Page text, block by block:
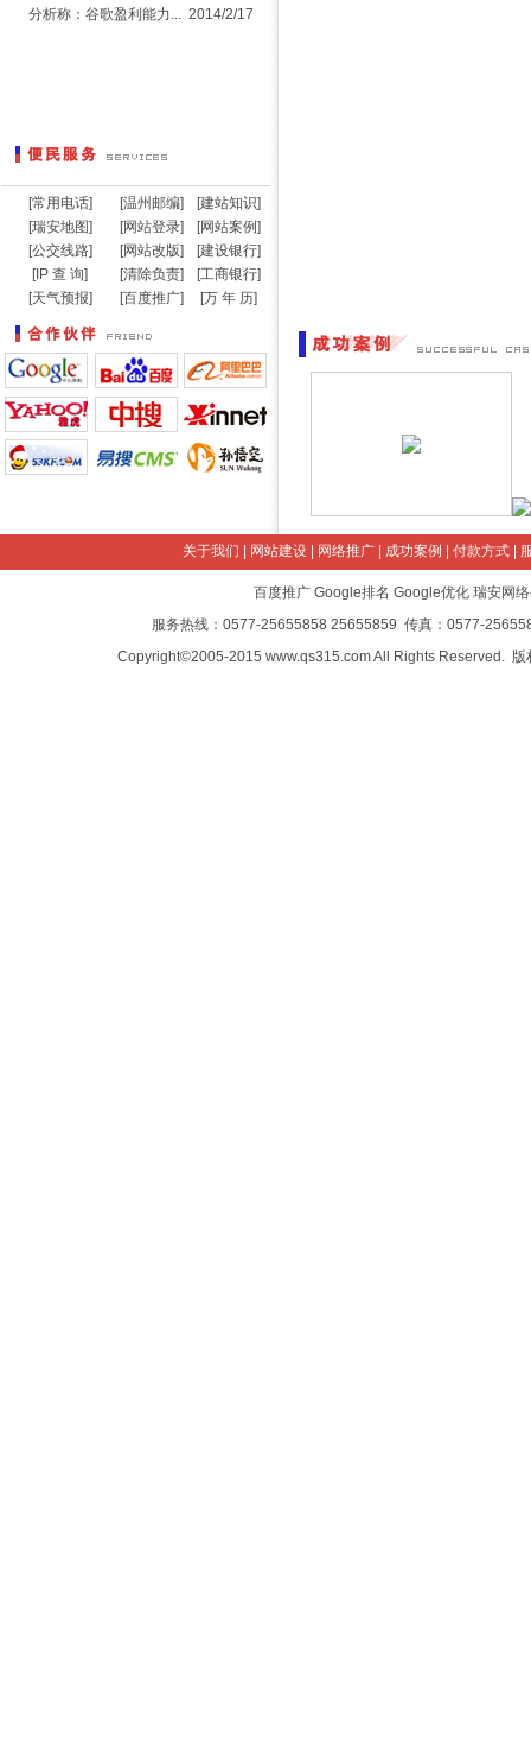
分析称：谷歌盈利能力...2014/2/17
[常用电话] [温州邮编] [建站知识]
[瑞安地图] [网站登录] [网站案例]
[公交线路] [网站改版] [建设银行]
[IP 查 询] [清除负责] [工商银行]
[天气预报] [百度推广] [万 年 历]
关于我们 网站建设 网络推广 成功案例 付款方式
百度推广 Google排名 Google优化 瑞安网
服务热线：0577-25655858 25655859 传真：0577-
Copyright©2005-2015 www.qs315.com All Rights Reserved. 版